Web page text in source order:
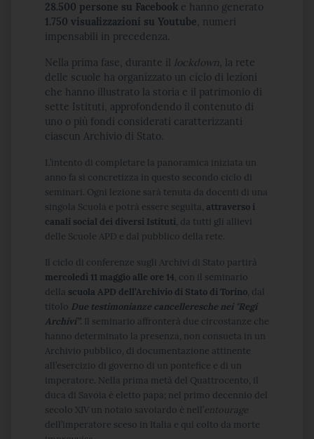
28.500 persone su Facebook e hanno generato
1.750 visualizzazioni su Youtube, numeri
impensabili in precedenza.
Nella prima fase, durante il lockdown, la rete
delle scuole ha organizzato un ciclo di lezioni
che hanno illustrato la storia e il patrimonio di
sette Istituti, approfondendo il contenuto di
uno o più fondi considerati caratterizzanti
ciascun Archivio di Stato.
L’intento di completare la panoramica iniziata un
anno fa si concretizza in questo secondo ciclo di
seminari. Ogni lezione sarà tenuta da docenti di una
singola Scuola e potrà essere seguita, attraverso i
canali social dei diversi Istituti, da tutti gli allievi
delle Scuole APD e dal pubblico della rete.
Il ciclo di conferenze sugli Archivi di Stato partirà
mercoledì 11 maggio alle ore 14, con il seminario
della scuola APD dell’Archivio di Stato di Torino, dal
titolo Due testimonianze cancelleresche nei "Regi
Archivi”. Il seminario affronterà due circostanze che
hanno determinato la presenza, non consueta in un
Archivio pubblico, di documentazione attinente
all’esercizio di governo di un pontefice e di un
imperatore. Nella prima metà del Quattrocento, il
duca di Savoia è eletto papa; nel primo decennio del
secolo XIV un notaio savoiardo è nell’entourage
dell’imperatore sceso in Italia e qui colto da morte